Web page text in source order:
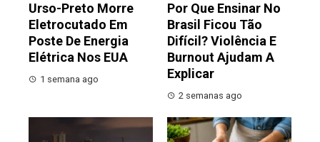
Urso-Preto Morre
Eletrocutado Em
Poste De Energia
Elétrica Nos EUA
1 semana ago
Por Que Ensinar No
Brasil Ficou Tão
Difícil? Violência E
Burnout Ajudam A
Explicar
2 semanas ago